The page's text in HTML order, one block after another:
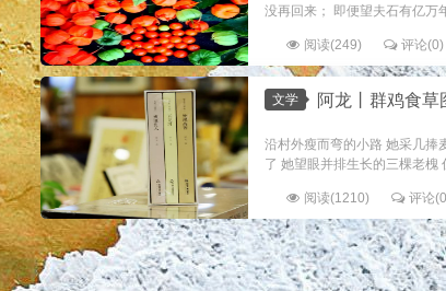
没再回来； 即便望夫石有亿万
阅读(249) 评论(0)
文学 阿龙丨群鸡食草
沿村外瘦而弯的小路 她采几捧
了 她望眼并排生长的三棵老槐
阅读(1210) 评论